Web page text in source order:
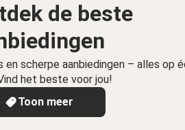
de beste
en scherpe aanbiedingen – alles op
het beste voor jou!
Toon meer